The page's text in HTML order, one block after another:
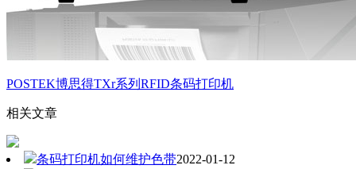
POSTEK博思得TXr系列RFID条码打印机
相关文章
条码打印机如何维护色带2022-01-12